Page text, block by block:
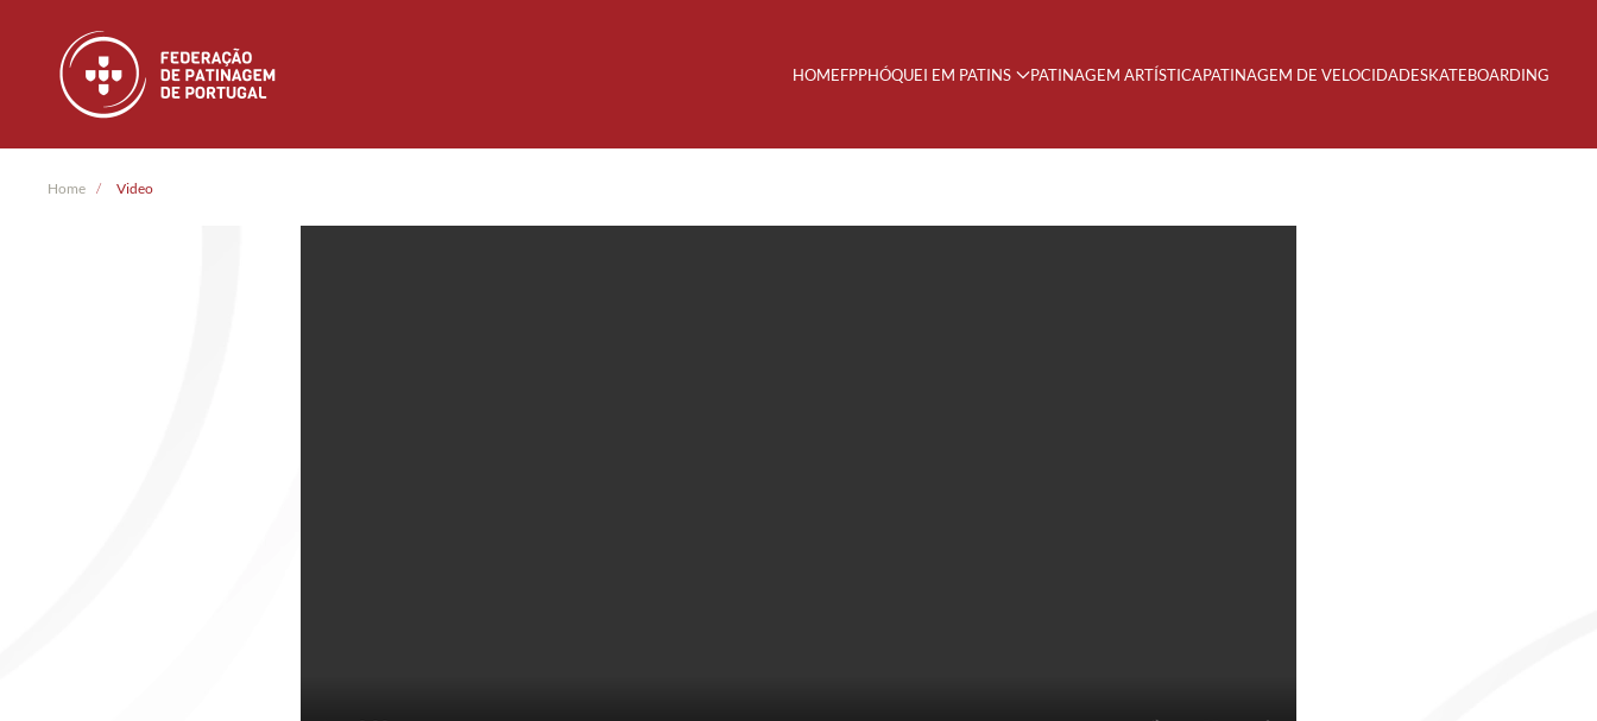
Skip to main content HOMEFPPHÓQUEI EM PATINS PATINAGEM ARTÍSTICAPATINAGEM DE VELOCIDADESKATEBOARDING
Home Video